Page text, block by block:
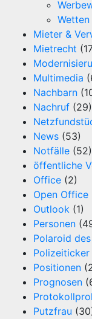
Wetten
Mieter &
Mietrecht
Multimedia
Nachbarn
Nachruf (29)
News (53)
Notfälle (52)
öffentliche
Office (2)
Open Office
Outlook (1)
Personen
Polaroid
Polizeiticker
Positionen
Prognosen
Putzfrau